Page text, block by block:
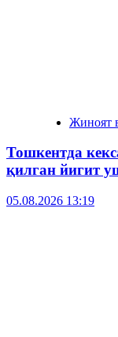
Жиноят
Тошкентда
қилган йигит
05.08.2026 13:19